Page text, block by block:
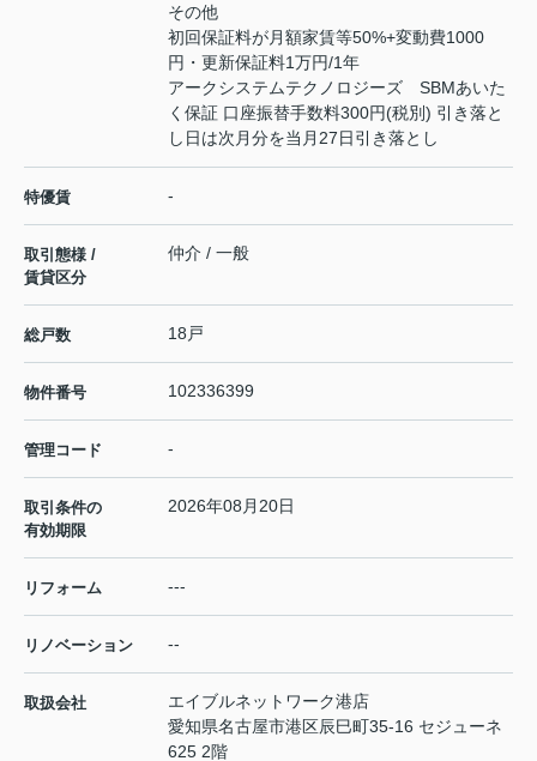
その他
初回保証料が月額家賃等50%+変動費1000
円・更新保証料1万円/1年
アークシステムテクノロジーズ SBMあいた
く保証 口座振替手数料300円(税別) 引き落と
し日は次月分を当月27日引き落とし
特優賃 -
取引態様 /
賃貸区分
仲介 / 一般
総戸数 18戸
物件番号 102336399
管理コード -
取引条件の
有効期限
2026年08月20日
リフォーム ---
リノベーション --
取扱会社
エイブルネットワーク港店
愛知県名古屋市港区辰巳町35-16 セジューネ
625 2階